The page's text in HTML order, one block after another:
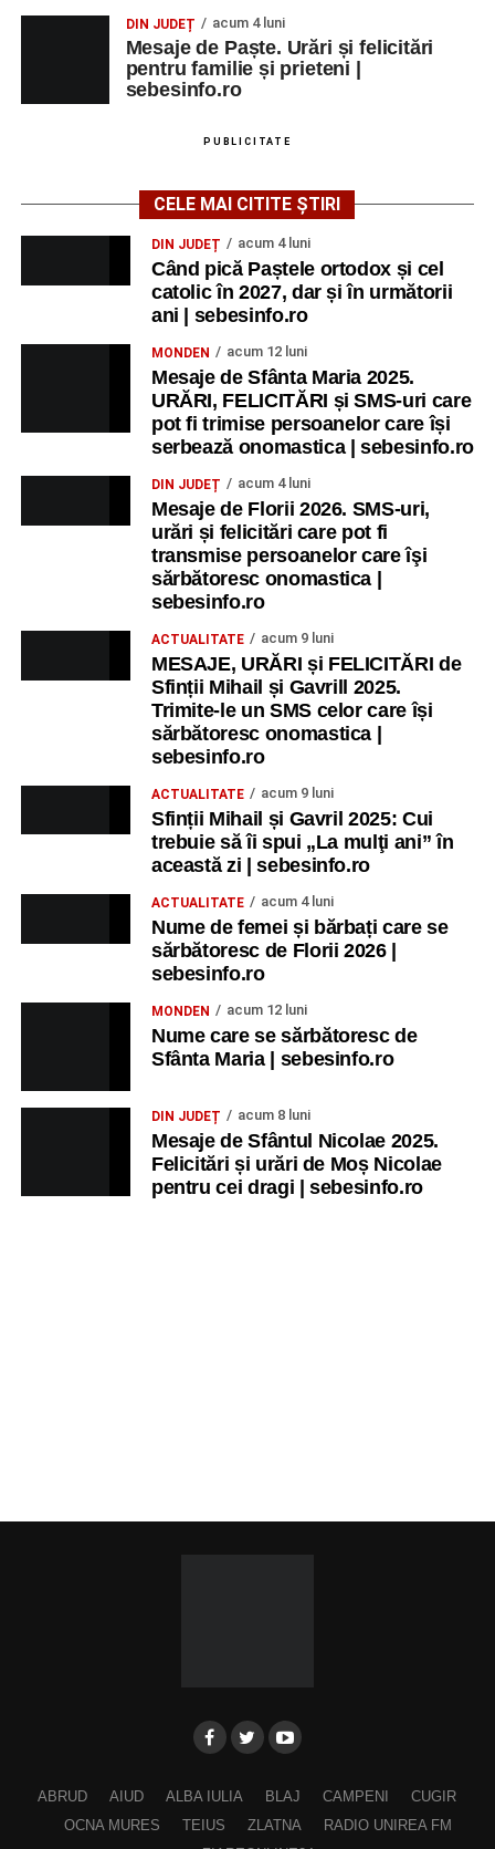
DIN JUDEȚ acum 4 luni
Mesaje de Paște. Urări și felicitări
pentru familie și prieteni |
sebesinfo.ro
PUBLICITATE
CELE MAI CITITE ȘTIRI
DIN JUDEȚ acum 4 luni
Când pică Paștele ortodox și cel
catolic în 2027, dar și în următorii
ani | sebesinfo.ro
MONDEN acum 12 luni
Mesaje de Sfânta Maria 2025.
URĂRI, FELICITĂRI și SMS-uri care
pot fi trimise persoanelor care își
serbează onomastica | sebesinfo.ro
DIN JUDEȚ acum 4 luni
Mesaje de Florii 2026. SMS-uri,
urări și felicitări care pot fi
transmise persoanelor care îşi
sărbătoresc onomastica |
sebesinfo.ro
ACTUALITATE acum 9 luni
MESAJE, URĂRI și FELICITĂRI de
Sfinții Mihail și Gavrill 2025.
Trimite-le un SMS celor care își
sărbătoresc onomastica |
sebesinfo.ro
ACTUALITATE acum 9 luni
Sfinții Mihail și Gavril 2025: Cui
trebuie să îi spui „La mulţi ani” în
această zi | sebesinfo.ro
ACTUALITATE acum 4 luni
Nume de femei și bărbați care se
sărbătoresc de Florii 2026 |
sebesinfo.ro
MONDEN acum 12 luni
Nume care se sărbătoresc de
Sfânta Maria | sebesinfo.ro
DIN JUDEȚ acum 8 luni
Mesaje de Sfântul Nicolae 2025.
Felicitări și urări de Moș Nicolae
pentru cei dragi | sebesinfo.ro
ABRUD AIUD ALBA IULIA BLAJ CAMPENI
CUGIR
OCNA MURES
TEIUS ZLATNA
RADIO UNIREA FM